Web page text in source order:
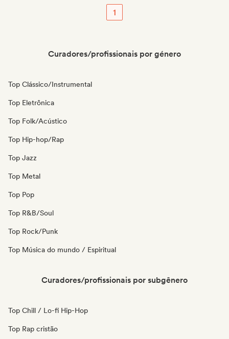
1
Curadores/profissionais por género
Top Clássico/Instrumental
Top Eletrônica
Top Folk/Acústico
Top Hip-hop/Rap
Top Jazz
Top Metal
Top Pop
Top R&B/Soul
Top Rock/Punk
Top Música do mundo / Espiritual
Curadores/profissionais por subgênero
Top Chill / Lo-fi Hip-Hop
Top Rap cristão